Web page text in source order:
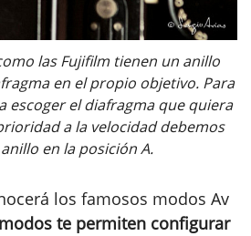
las Fujifilm tienen un anillo
en el propio objetivo. Para
escoger el diafragma que quiera
a la velocidad debemos
en la posición A.
los famosos modos Av
te permiten configurar